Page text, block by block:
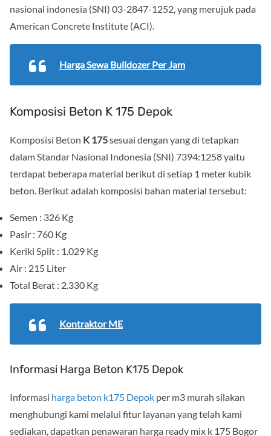
nasional indonesia (SNI) 03-2847-1252, yang merujuk pada
American Concrete Institute (ACI).
Harga Sewa Bulldozer Per Jam
Komposisi Beton K 175 Depok
Komposisi Beton K 175sesuai dengan yang di tetapkan
dalam Standar Nasional Indonesia (SNI) 7394:1258 yaitu
terdapat beberapa material berikut di setiap 1 meter kubik
beton. Berikut adalah komposisi bahan material tersebut:
Semen : 326 Kg
Pasir : 760 Kg
Keriki Split : 1.029 Kg
Air : 215 Liter
Total Berat : 2.330 Kg
Kontraktor ME
Informasi Harga Beton K175 Depok
Informasi harga beton k175 Depok per m3 murah silakan
menghubungi kami melalui fitur layanan yang telah kami
sediakan, dapatkan penawaran harga ready mix k 175 Bogor